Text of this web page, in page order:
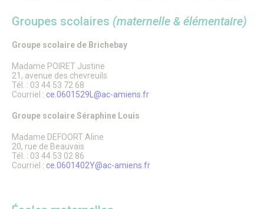
Pays d’Art & d’Histoire
Les journées Européennes du Patrimoine
Le Sentier des Faubourgs de Senlis
Senlis, ville de Cinéma – Infos pratiques
Fonds de dotation
Senlis, ville connectée
Senlis sur internet et sur les réseaux sociaux
Application officielle de la ville
Senlis Ensemble
Musées de Senlis – Guide d’activités
PARCOURS – Sur les traces de la Grande Guerre
Lettre aux Senlisiens
Groupes scolaires (maternelle & élémentaire)
Groupe scolaire de Brichebay
Madame POIRET Justine
21, avenue des chevreuils
Tél. : 03 44 53 72 68
Courriel : ce.0601529L@ac-amiens.fr
Groupe scolaire Séraphine Louis
Madame DEFOORT Aline
20, rue de Beauvais
Tél. : 03 44 53 02 86
Courriel : ce.0601402Y@ac-amiens.fr